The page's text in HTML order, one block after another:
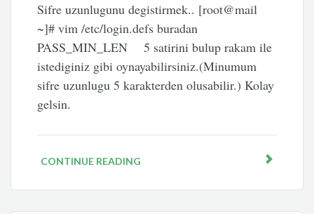
Sifre uzunlugunu degistirmek.. [root@mail
~]# vim /etc/login.defs buradan
PASS_MIN_LEN 5 satirini bulup rakam ile
istediginiz gibi oynayabilirsiniz.(Minumum
sifre uzunlugu 5 karakterden olusabilir.) Kolay
gelsin.
CONTINUE READING